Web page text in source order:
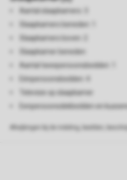
Aantal slaapkamers: 3
Slaapkamers beneden: 1
Slaapkamers boven: 2
Slaapkamer beneden
Aantal tweepersoonsbedden: 1
Eénpersoonsbedden: 4
Televisie op slaapkamer
Eenpersoonsdekbedden en kussens